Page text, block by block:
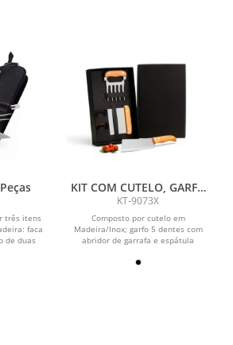
três itens
faca
de duas
KIT COM CUTELO, GARFO
E ESPÁTULA - 3 PÇS
KT-9073X
Composto por cutelo em
Madeira/Inox; garfo 5 dentes com
abridor de garrafa e espátula